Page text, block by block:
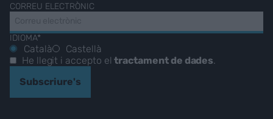
CORREU ELECTRÒNIC
IDIOMA*
Català
Castellà
He llegit i accepto eltractament de dades.
Subscriure's